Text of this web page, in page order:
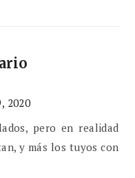
2020
pero en realidad
y más los tuyos con